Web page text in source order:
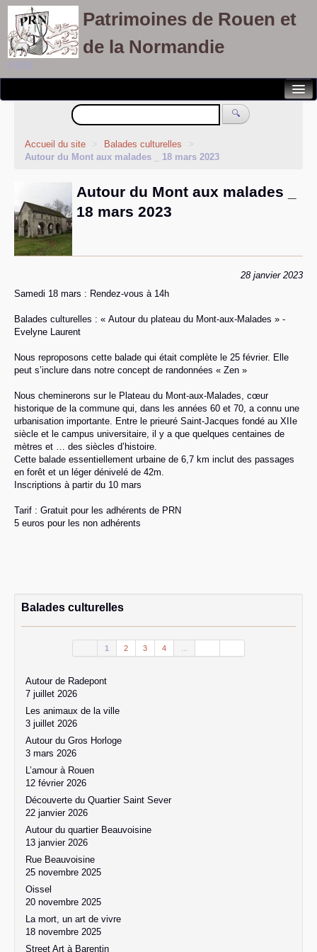
Patrimoines de Rouen et
de la Normandie
PRN
Notre association
Randonnées patrimoines
Balades culturelles
Rallyes pédestres
Adhérents
🔍
Accueil du site > Balades culturelles
>
Autour du Mont aux malades _ 18 mars 2023
Autour du Mont aux malades _
18 mars 2023
28 janvier 2023
Samedi 18 mars : Rendez-vous à 14h
Balades culturelles : « Autour du plateau du Mont-aux-Malades » -
Evelyne Laurent
Nous reproposons cette balade qui était complète le 25 février. Elle
peut s’inclure dans notre concept de randonnées « Zen »
Nous cheminerons sur le Plateau du Mont-aux-Malades, cœur
historique de la commune qui, dans les années 60 et 70, a connu une
urbanisation importante. Entre le prieuré Saint-Jacques fondé au XIIe
siècle et le campus universitaire, il y a que quelques centaines de
mètres et … des siècles d’histoire.
Cette balade essentiellement urbaine de 6,7 km inclut des passages
en forêt et un léger dénivelé de 42m.
Inscriptions à partir du 10 mars
Tarif : Gratuit pour les adhérents de PRN
5 euros pour les non adhérents
Balades culturelles
1 2 3 4
Autour de Radepont
7 juillet 2026
Les animaux de la ville
3 juillet 2026
Autour du Gros Horloge
3 mars 2026
L’amour à Rouen
12 février 2026
Découverte du Quartier Saint Sever
22 janvier 2026
Autour du quartier Beauvoisine
13 janvier 2026
Rue Beauvoisine
25 novembre 2025
Oissel
20 novembre 2025
La mort, un art de vivre
18 novembre 2025
Street Art à Barentin